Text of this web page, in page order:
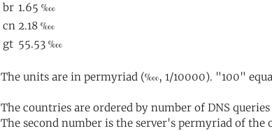
The units are in permyriad (‱, 1/10000). "100"
The countries are ordered by number of DNS
The second number is the server's permyriad of